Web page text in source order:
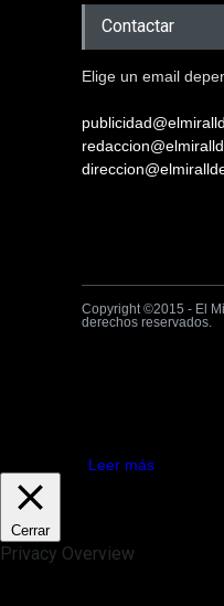
Contactar
Elige un email
Copyright ©2015 - El
derechos reservados.
Leer más
Cerrar
Privacy Overview